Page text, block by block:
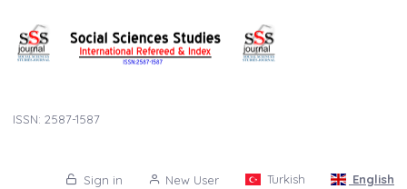
ISSN: 2587-1587
Sign in New User Turkish English